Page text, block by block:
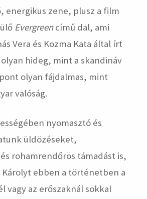
energikus zene, plusz a film
Evergreencímű dal, ami
Vera és Kozma Kata által írt
hideg, mint a skandináv
olyan fájdalmas, mint
valóság.
nyomasztó és
üldözéseket,
rohamrendőrös támadást is,
Károlyt ebben a történetben a
vagy az erőszaknál sokkal